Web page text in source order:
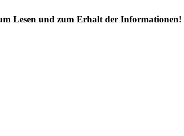
Lesen und zum Erhalt der Informationen!